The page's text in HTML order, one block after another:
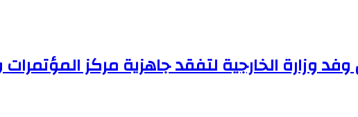
وزارة الخارجية لتفقد جاهزية مركز